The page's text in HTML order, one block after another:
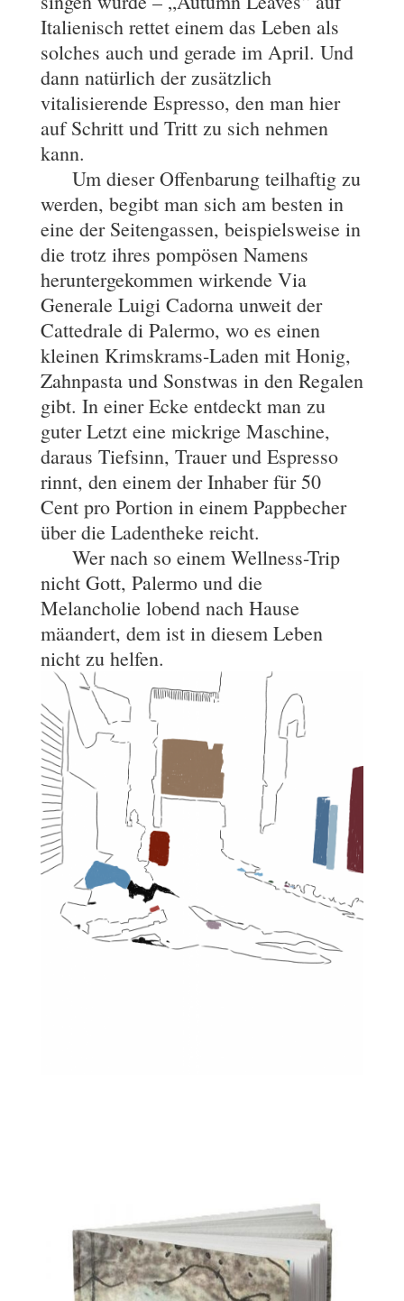
Italienisch rettet einem das Leben als
solches auch und gerade im April. Und
dann natürlich der zusätzlich
vitalisierende Espresso, den man hier
auf Schritt und Tritt zu sich nehmen
kann.
Um dieser Offenbarung teilhaftig zu
werden, begibt man sich am besten in
eine der Seitengassen, beispielsweise in
die trotz ihres pompösen Namens
heruntergekommen wirkende Via
Generale Luigi Cadorna unweit der
Cattedrale di Palermo, wo es einen
kleinen Krimskrams-Laden mit Honig,
Zahnpasta und Sonstwas in den Regalen
gibt. In einer Ecke entdeckt man zu
guter Letzt eine mickrige Maschine,
daraus Tiefsinn, Trauer und Espresso
rinnt, den einem der Inhaber für 50
Cent pro Portion in einem Pappbecher
über die Ladentheke reicht.
Wer nach so einem Wellness-Trip
nicht Gott, Palermo und die
Melancholie lobend nach Hause
mäandert, dem ist in diesem Leben
nicht zu helfen.